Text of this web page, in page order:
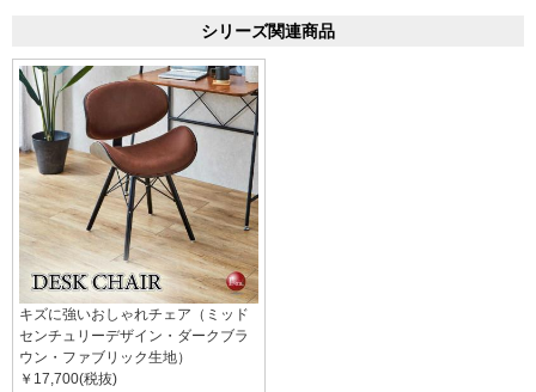
シリーズ関連商品
キズに強いおしゃれチェア（ミッド
センチュリーデザイン・ダークブラ
ウン・ファブリック生地）
￥17,700(税抜)